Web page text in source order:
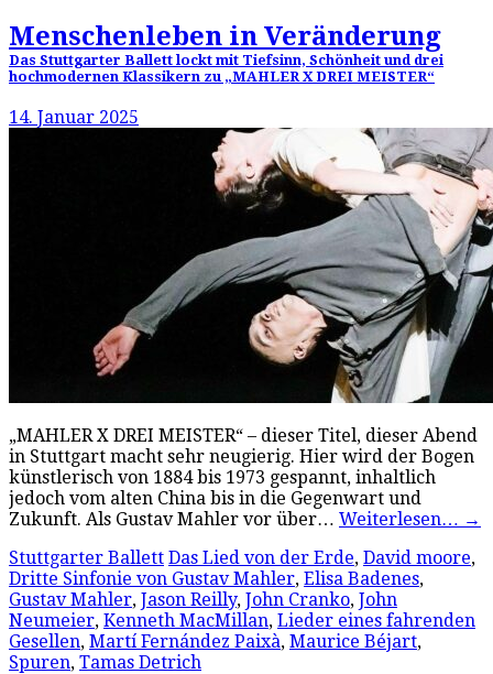
Menschenleben in Veränderung
Das Stuttgarter Ballett lockt mit Tiefsinn, Schönheit und drei
hochmodernen Klassikern zu „MAHLER X DREI MEISTER“
14. Januar 2025
„MAHLER X DREI MEISTER“ – dieser Titel, dieser Abend
in Stuttgart macht sehr neugierig. Hier wird der Bogen
künstlerisch von 1884 bis 1973 gespannt, inhaltlich
jedoch vom alten China bis in die Gegenwart und
Zukunft. Als Gustav Mahler vor über… Weiterlesen… →
Stuttgarter Ballett Das Lied von der Erde, David moore,
Dritte Sinfonie von Gustav Mahler, Elisa Badenes,
Gustav Mahler, Jason Reilly, John Cranko, John
Neumeier, Kenneth MacMillan, Lieder eines fahrenden
Gesellen, Martí Fernández Paixà, Maurice Béjart,
Spuren, Tamas Detrich